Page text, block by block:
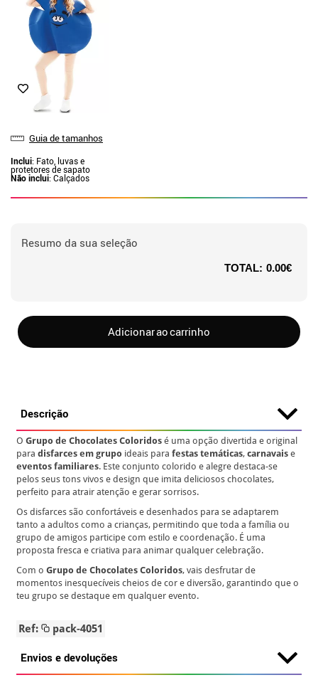
Guia de tamanhos
Inclui: Fato, luvas e
protetores de sapato
Não inclui: Calçados
Resumo da sua seleção
TOTAL: 0.00€
Adicionar ao carrinho
Descrição
OGrupo de Chocolates Coloridos é uma opção divertida e original
paradisfarces em grupo ideais parafestas temáticas,carnavais e
eventos familiares. Este conjunto colorido e alegre destaca-se
pelos seus tons vivos e design que imita deliciosos chocolates,
perfeito para atrair atenção e gerar sorrisos.
Os disfarces são confortáveis e desenhados para se adaptarem
tanto a adultos como a crianças, permitindo que toda a família ou
grupo de amigos participe com estilo e coordenação. É uma
proposta fresca e criativa para animar qualquer celebração.
Com oGrupo de Chocolates Coloridos, vais desfrutar de
momentos inesquecíveis cheios de cor e diversão, garantindo que o
teu grupo se destaque em qualquer evento.
Ref: pack-4051
Envios e devoluções